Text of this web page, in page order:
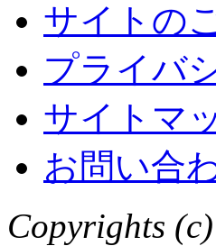
サイトの
プライバ
サイトマ
お問い合
Copyrights